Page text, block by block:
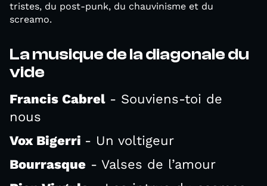
tristes, du post-punk, du chauvinisme et du
screamo.
La musique de la diagonale du
vide
Francis Cabrel- Souviens-toi de
nous
Vox Bigerri - Un voltigeur
Bourrasque - Valses de l’amour